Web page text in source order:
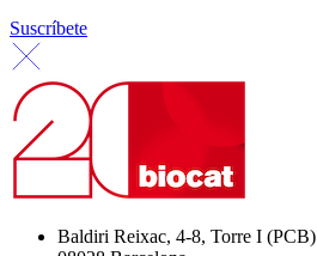
Suscríbete
Baldiri Reixac, 4-8, Torre I (PCB)